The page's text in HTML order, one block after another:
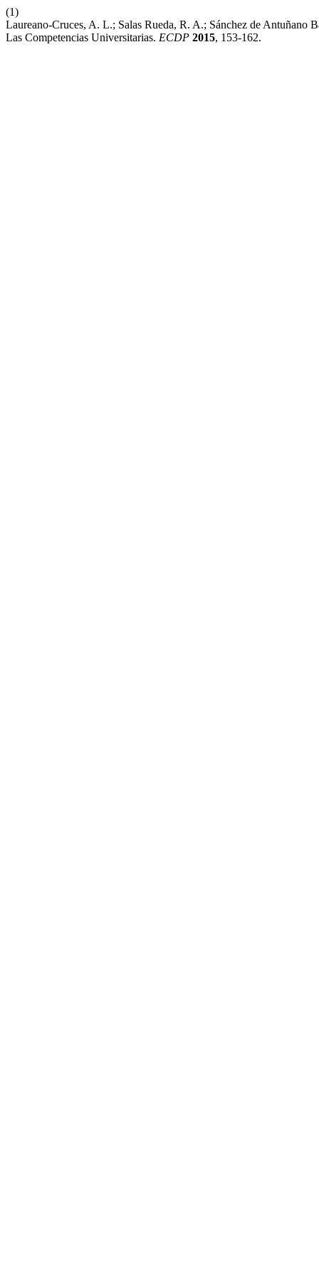
(1)
Laureano-Cruces, A. L.; Salas Rueda, R. A.; Sánchez de Antuñano
Las Competencias Universitarias. ECDP 2015, 153-162.